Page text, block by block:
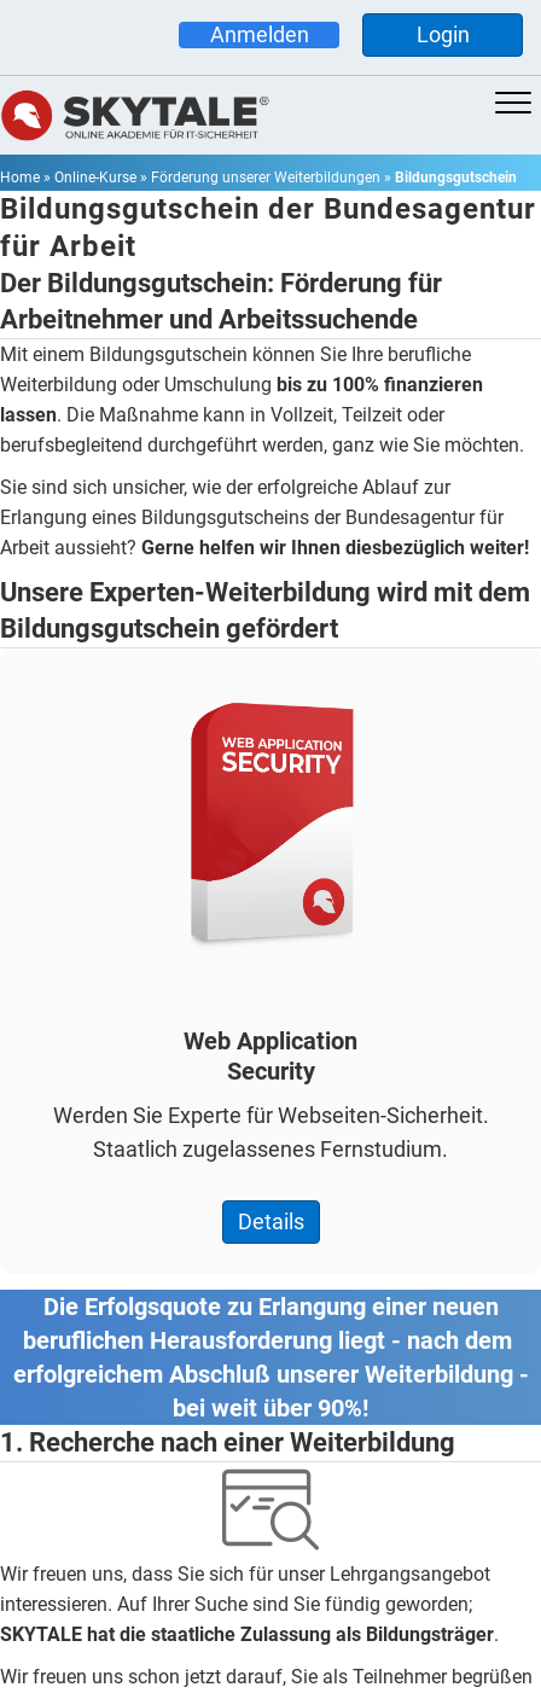
Anmelden Login
Home » Online-Kurse » Förderung unserer Weiterbildungen » Bildungsgutschein
Bildungsgutschein der Bundesagentur
für Arbeit
Der Bildungsgutschein: Förderung für
Arbeitnehmer und Arbeitssuchende
Mit einem Bildungsgutschein können Sie Ihre berufliche
Weiterbildung oder Umschulung bis zu 100% finanzieren
lassen. Die Maßnahme kann in Vollzeit, Teilzeit oder
berufsbegleitend durchgeführt werden, ganz wie Sie möchten.
Sie sind sich unsicher, wie der erfolgreiche Ablauf zur
Erlangung eines Bildungsgutscheins der Bundesagentur für
Arbeit aussieht? Gerne helfen wir Ihnen diesbezüglich weiter!
Unsere Experten-Weiterbildung wird mit dem
Bildungsgutschein gefördert
Web Application
Security
Werden Sie Experte für Webseiten-Sicherheit.
Staatlich zugelassenes Fernstudium.
Details
Die Erfolgsquote zu Erlangung einer neuen
beruflichen Herausforderung liegt - nach dem
erfolgreichem Abschluß unserer Weiterbildung -
bei weit über 90%!
1. Recherche nach einer Weiterbildung
Wir freuen uns, dass Sie sich für unser Lehrgangsangebot
interessieren. Auf Ihrer Suche sind Sie fündig geworden;
SKYTALE hat die staatliche Zulassung als Bildungsträger.
Wir freuen uns schon jetzt darauf, Sie als Teilnehmer begrüßen